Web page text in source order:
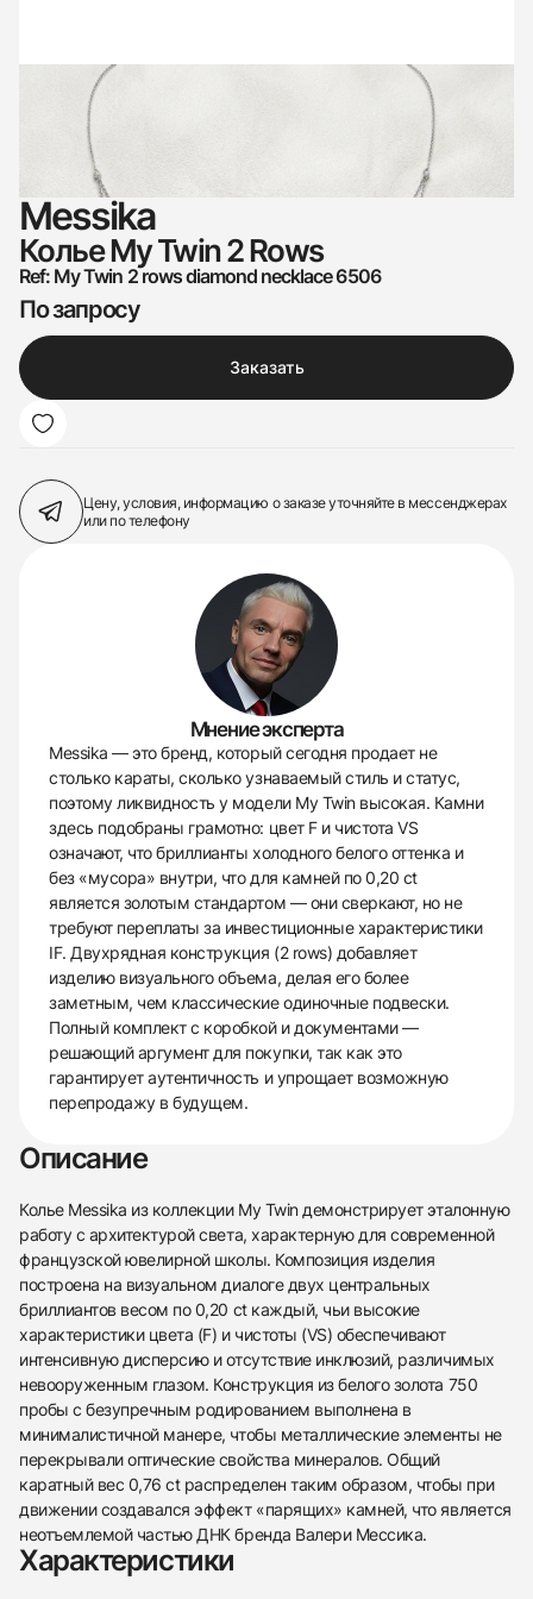
438
285
145
142
205
204
195
150
6
Messika
Колье My Twin 2 Rows
Ref: My Twin 2 rows diamond necklace 6506
По запросу
Заказать
Цену, условия, информацию о заказеуточняйте в мессенджерах
или по телефону
Мнение эксперта
Messika — это бренд, который сегодня продает не
столько караты, сколько узнаваемый стиль и статус,
поэтому ликвидность у модели My Twin высокая. Камни
здесь подобраны грамотно: цвет F и чистота VS
означают, что бриллианты холодного белого оттенка и
без «мусора» внутри, что для камней по 0,20 ct
является золотым стандартом — они сверкают, но не
требуют переплаты за инвестиционные характеристики
IF. Двухрядная конструкция (2 rows) добавляет
изделию визуального объема, делая его более
заметным, чем классические одиночные подвески.
Полный комплект с коробкой и документами —
решающий аргумент для покупки, так как это
гарантирует аутентичность и упрощает возможную
перепродажу в будущем.
Описание
Колье Messika из коллекции My Twin демонстрирует эталонную
работу с архитектурой света, характерную для современной
французской ювелирной школы. Композиция изделия
построена на визуальном диалоге двух центральных
бриллиантов весом по 0,20 ct каждый, чьи высокие
характеристики цвета (F) и чистоты (VS) обеспечивают
интенсивную дисперсию и отсутствие инклюзий, различимых
невооруженным глазом. Конструкция из белого золота 750
пробы с безупречным родированием выполнена в
минималистичной манере, чтобы металлические элементы не
перекрывали оптические свойства минералов. Общий
каратный вес 0,76 ct распределен таким образом, чтобы при
движении создавался эффект «парящих» камней, что является
неотъемлемой частью ДНК бренда Валери Мессика.
Характеристики